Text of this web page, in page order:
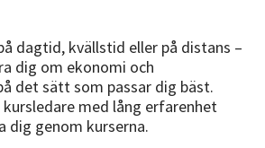
dagtid, kvällstid eller på distans –
dig om ekonomi och
det sätt som passar dig bäst.
med lång erfarenhet
dig genom kurserna.